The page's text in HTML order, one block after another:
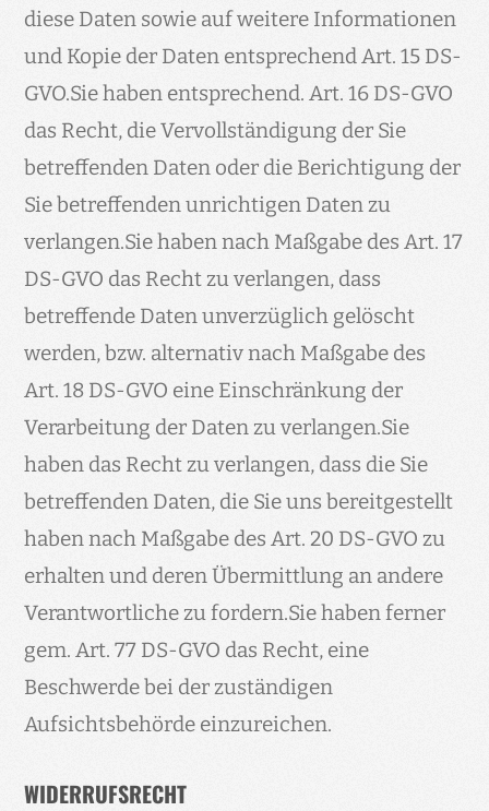
diese Daten sowie auf weitere Informationen
und Kopie der Daten entsprechend Art. 15 DS-
GVO.Sie haben entsprechend. Art. 16 DS-GVO
das Recht, die Vervollständigung der Sie
betreffenden Daten oder die Berichtigung der
Sie betreffenden unrichtigen Daten zu
verlangen.Sie haben nach Maßgabe des Art. 17
DS-GVO das Recht zu verlangen, dass
betreffende Daten unverzüglich gelöscht
werden, bzw. alternativ nach Maßgabe des
Art. 18 DS-GVO eine Einschränkung der
Verarbeitung der Daten zu verlangen.Sie
haben das Recht zu verlangen, dass die Sie
betreffenden Daten, die Sie uns bereitgestellt
haben nach Maßgabe des Art. 20 DS-GVO zu
erhalten und deren Übermittlung an andere
Verantwortliche zu fordern.Sie haben ferner
gem. Art. 77 DS-GVO das Recht, eine
Beschwerde bei der zuständigen
Aufsichtsbehörde einzureichen.
WIDERRUFSRECHT